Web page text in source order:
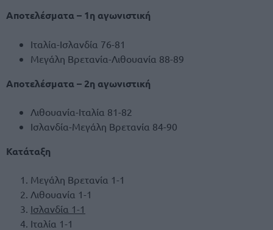
Αποτελέσματα – 1η αγωνιστική
Ιταλία-Ισλανδία 76-81
Μεγάλη Βρετανία-Λιθουανία 88-89
Αποτελέσματα – 2η αγωνιστική
Λιθουανία-Ιταλία 81-82
Ισλανδία-Μεγάλη Βρετανία 84-90
Κατάταξη
Μεγάλη Βρετανία 1-1
Λιθουανία 1-1
Ισλανδία 1-1
Ιταλία 1-1